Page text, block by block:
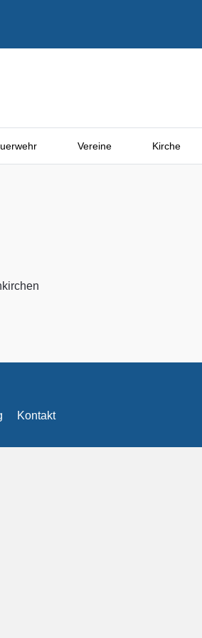
Vereine Kirche
Kontakt